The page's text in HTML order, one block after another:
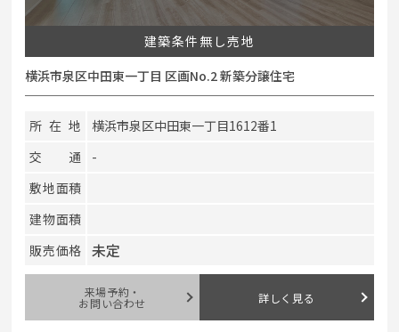
建築条件無し売地
横浜市泉区中田東一丁目 区画No.2 新築分譲住宅
所在地
横浜市泉区中田東一丁目1612番1
交通
-
敷地面積
建物面積
販売価格
未定
来場予約・
お問い合わせ 詳しく見る